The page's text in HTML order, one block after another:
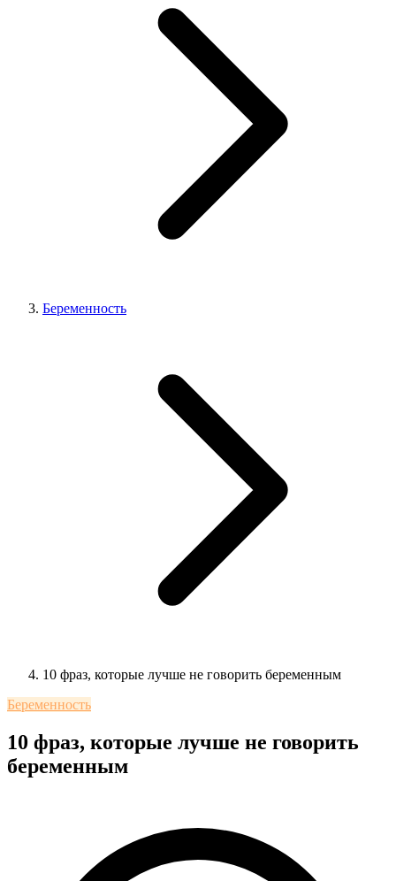
Беременность
10 фраз, которые лучше не говорить беременным
Беременность
10 фраз, которые лучше не говорить
беременным